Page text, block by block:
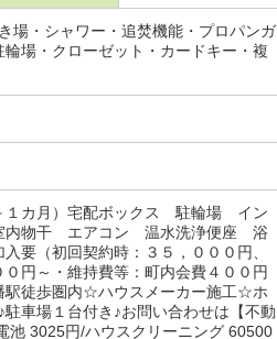
場・シャワー・追焚機能・プロパンガ
場・クローゼット・カードキー・複
１カ月）宅配ボックス 駐輪場 イン
内物干 エアコン 温水洗浄便座 浴
（初回契約時：３５，０００円、
円～・維持費等：町内会費４００円
駅徒歩圏内☆ハウスメーカー施工☆ホ
車場１台付き♪お問い合わせは【不動
池 3025円/ハウスクリーニング 60500